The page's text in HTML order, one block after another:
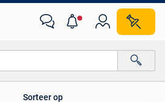
Sorteer op